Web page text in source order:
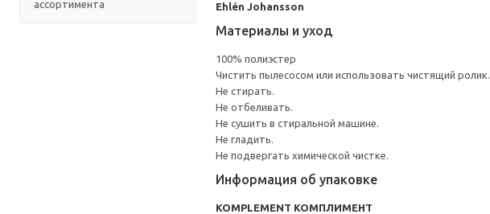
ассортимента
Ehlén Johansson
Материалы и уход
100% полиэстер
Чистить пылесосом или использовать чистящий ролик.
Не стирать.
Не отбеливать.
Не сушить в стиральной машине.
Не гладить.
Не подвергать химической чистке.
Информация об упаковке
KOMPLEMENT КОМПЛИМЕНТ